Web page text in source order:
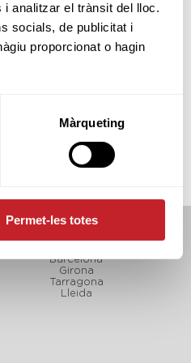
analitzar el trànsit del lloc.
socials, de publicitat i
proporcionat o hagin
Màrqueting
Permet-les totes
B&G CAD INF
ALV BNJ
Barcelona
Girona
Tarragona
Lleida